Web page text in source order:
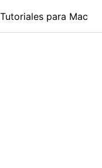
Tutoriales para Mac